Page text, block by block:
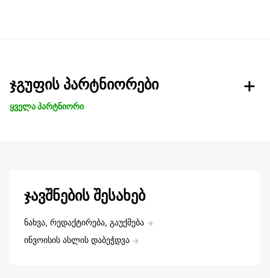
ჯგუფის პარტნიორები
ყველა პარტნიორი
ჯავშნების შესახებ
ნახვა, რედაქტირება, გაუქმება
ინვოისის ასლის დაბეჭდვა